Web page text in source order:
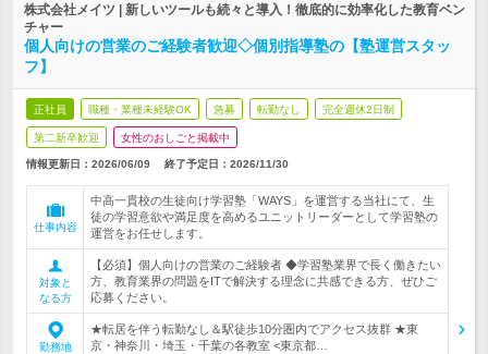
株式会社メイツ | 新しいツールも続々と導入！徹底的に効率化した教育ベン
チャー
個人向けの営業のご経験者歓迎◇個別指導塾の【塾運営スタッ
フ】
正社員 職種・業種未経験OK 急募 転勤なし 完全週休2日制
第二新卒歓迎 女性のおしごと掲載中
情報更新日：2026/06/09 終了予定日： 2026/11/30
仕事内容
中高一貫校の生徒向け学習塾「WAYS」を運営する当社にて、生
徒の学習意欲や満足度を高めるユニットリーダーとして学習塾の
運営をお任せします。
対象と
なる方
【必須】個人向けの営業のご経験者 ◆学習塾業界で長く働きたい
方、教育業界の問題をITで解決する理念に共感できる方、ぜひご
応募ください。
勤務地
★転居を伴う転勤なし＆駅徒歩10分圏内でアクセス抜群 ★東
京・神奈川・埼玉・千葉の各教室 <東京都…